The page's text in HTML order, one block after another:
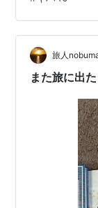
た。 まさか半
きです。 通常
機が牽引して
期離脱。その
た。 C57は全
旅人
また旅に出